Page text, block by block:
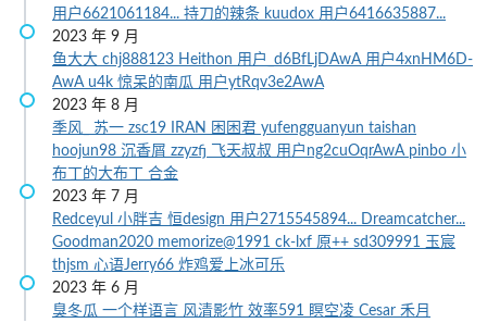
用户6621061184... 持刀的辣条 kuudox 用户6416635887...
2023 年 9 月
鱼大大 chj888123 Heithon 用户_d6BfLjDAwA 用户4xnHM6D-
AwA u4k 惊呆的南瓜 用户ytRqv3e2AwA
2023 年 8 月
季风_ 苏一 zsc19 IRAN 困困君 yufengguanyun taishan
hoojun98 沉香屑 zzyzfj 飞天叔叔 用户ng2cuOqrAwA pinbo 小
布丁的大布丁 合金
2023 年 7 月
Redceyul 小胖吉 恒design 用户2715545894...
Dreamcatcher...
Goodman2020 memorize@1991 ck-lxf 原++ sd309991
玉宸
thjsm 心语Jerry66 炸鸡爱上冰可乐
2023 年 6 月
臭冬瓜 一个样语言 风清影竹 效率591 瞑空凌 Cesar 禾月